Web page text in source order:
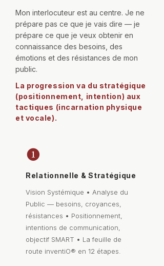
Mon interlocuteur est au centre. Je ne
prépare pas ce que je vais dire — je
prépare ce que je veux obtenir en
connaissance des besoins, des
émotions et des résistances de mon
public.
La progression va du stratégique
(positionnement, intention) aux
tactiques (incarnation physique
et vocale).
❶
Relationnelle & Stratégique
Vision Systémique • Analyse du
Public — besoins, croyances,
résistances • Positionnement,
intentions de communication,
objectif SMART • La feuille de
route inventiO® en 12 étapes.